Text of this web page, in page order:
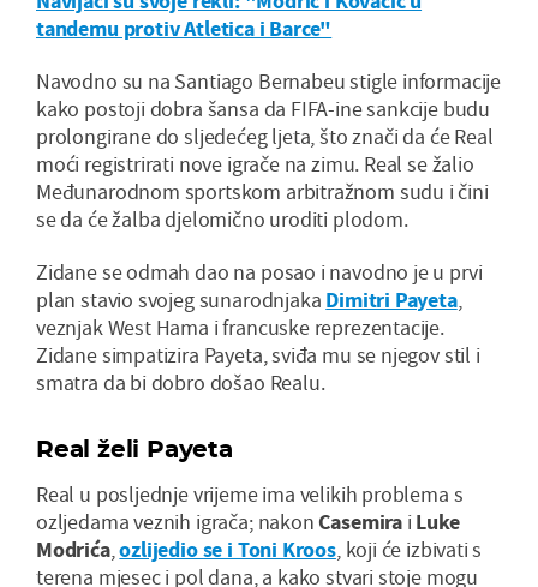
tandemu protiv Atletica i Barce"
Navodno su na Santiago Bernabeu stigle informacije
kako postoji dobra šansa da FIFA-ine sankcije budu
prolongirane do sljedećeg ljeta, što znači da će Real
moći registrirati nove igrače na zimu. Real se žalio
Međunarodnom sportskom arbitražnom sudu i čini
se da će žalba djelomično uroditi plodom.
Zidane se odmah dao na posao i navodno je u prvi
plan stavio svojeg sunarodnjaka Dimitri Payeta,
veznjak West Hama i francuske reprezentacije.
Zidane simpatizira Payeta, sviđa mu se njegov stil i
smatra da bi dobro došao Realu.
Real želi Payeta
Real u posljednje vrijeme ima velikih problema s
ozljedama veznih igrača; nakonCasemirai Luke
Modrića,ozlijedio se i Toni Kroos, koji će izbivati s
terena mjesec i pol dana, a kako stvari stoje mogu